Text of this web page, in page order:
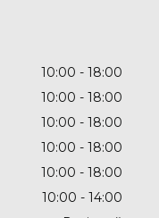
10:00
18:00
10:00
18:00
10:00
18:00
10:00
18:00
10:00
18:00
10:00
14:00